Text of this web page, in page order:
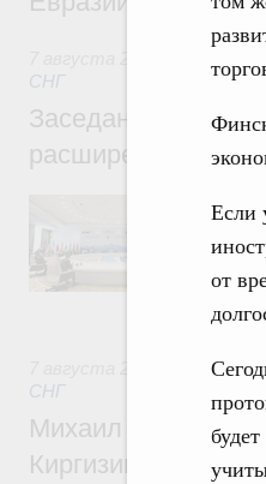
Если
от
СНГ
Заседание
расширенном
СНГ
Михаил Мишустин
Киргизии Садыра